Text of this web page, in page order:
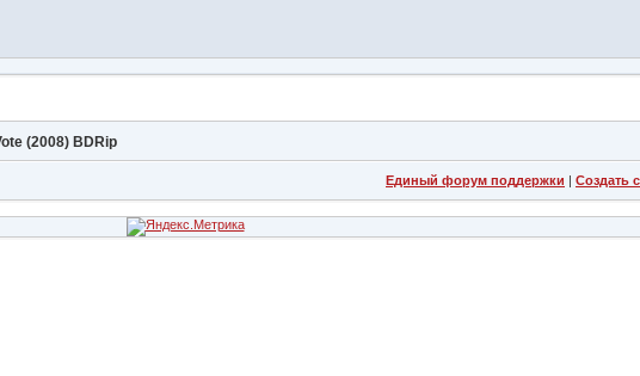
(2008) BDRip
Единый форум поддержки | Создать